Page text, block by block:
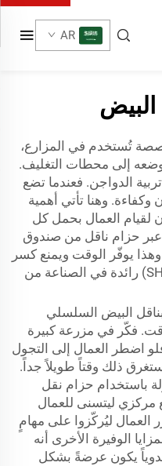
AR
تُستخدم في المزارع،
إلى محطات التغليف.
الدواجن. فعندما تضع
وهنا تأتي أهمية
لقيام العمال بحمل كل
حزام ناقل من صندوق
يوفّر الوقت ويمنع كسر
البيض. وشركة «شوناي» (SHUNNAI) رائدة في الصناعة من
البيض السلسلي
فكّر في مزرعة كبيرة
اضطر العمال إلى التجول
ذلك وقتاً طويلاً جداً.
باستخدام حزام نقل
مركزي ليتسنى للعمال
العمال ليُركّزوا على مهامٍ
الوفيرة الأخرى أنه
يكون عرضةً بشكل